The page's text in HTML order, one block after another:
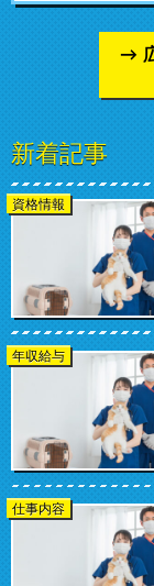
新着記事
資格情報
年収給与
仕事内容